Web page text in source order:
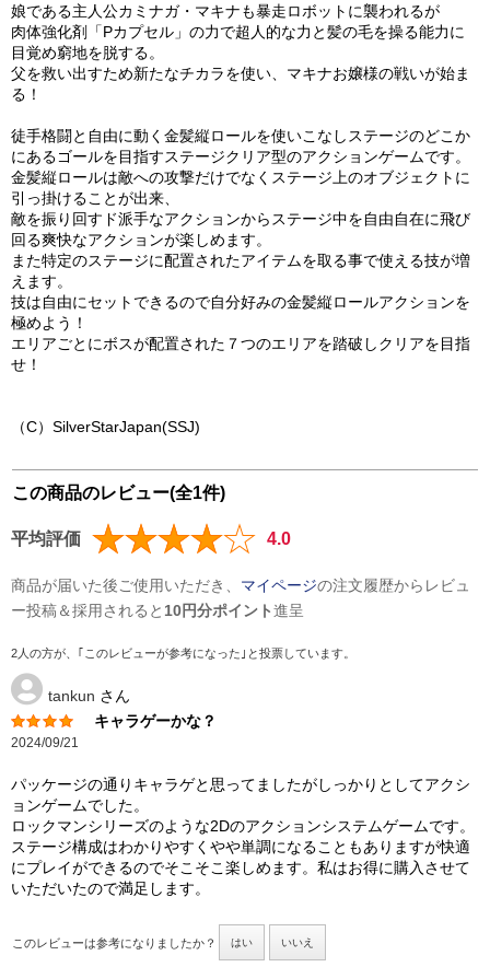
娘である主人公カミナガ・マキナも暴走ロボットに襲われるが
肉体強化剤「Pカプセル」の力で超人的な力と髪の毛を操る能力に
目覚め窮地を脱する。
父を救い出すため新たなチカラを使い、マキナお嬢様の戦いが始ま
る！
徒手格闘と自由に動く金髪縦ロールを使いこなしステージのどこか
にあるゴールを目指すステージクリア型のアクションゲームです。
金髪縦ロールは敵への攻撃だけでなくステージ上のオブジェクトに
引っ掛けることが出来、
敵を振り回すド派手なアクションからステージ中を自由自在に飛び
回る爽快なアクションが楽しめます。
また特定のステージに配置されたアイテムを取る事で使える技が増
えます。
技は自由にセットできるので自分好みの金髪縦ロールアクションを
極めよう！
エリアごとにボスが配置された７つのエリアを踏破しクリアを目指
せ！
（C）SilverStarJapan(SSJ)
この商品のレビュー(全1件)
平均評価 4.0
商品が届いた後ご使用いただき、 マイページの注文履歴からレビュ
ー投稿＆採用されると 10円分ポイント進呈
2人の方が、｢このレビューが参考になった｣と投票しています。
tankun さん
キャラゲーかな？
2024/09/21
パッケージの通りキャラゲと思ってましたがしっかりとしてアクシ
ョンゲームでした。
ロックマンシリーズのような2Dのアクションシステムゲームです。
ステージ構成はわかりやすくやや単調になることもありますが快適
にプレイができるのでそこそこ楽しめます。私はお得に購入させて
いただいたので満足します。
このレビューは参考になりましたか？ はい いいえ